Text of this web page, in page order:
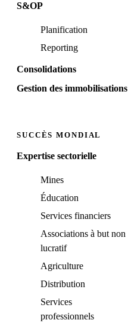
S&OP
Planification
Reporting
Consolidations
Gestion des immobilisations
SUCCÈS MONDIAL
Expertise sectorielle
Mines
Éducation
Services financiers
Associations à but non
lucratif
Agriculture
Distribution
Services
professionnels